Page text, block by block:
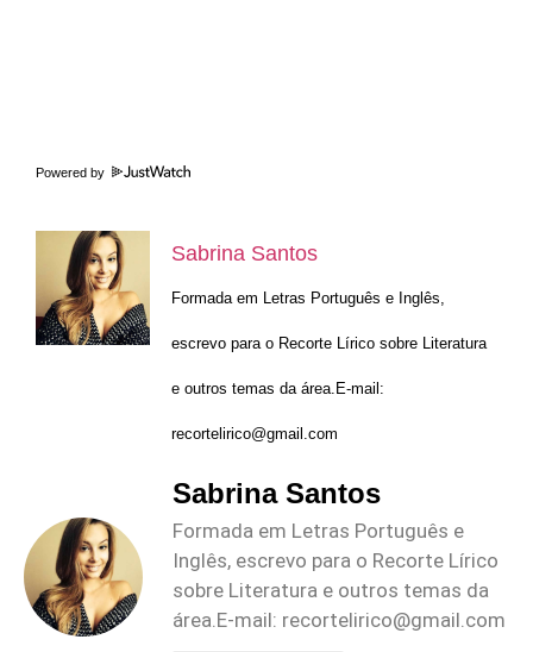
Powered by
Sabrina Santos
Formada em Letras Português e Inglês,
escrevo para o Recorte Lírico sobre Literatura
e outros temas da área.E-mail:
recortelirico@gmail.com
Sabrina Santos
Formada em Letras Português e
Inglês, escrevo para o Recorte Lírico
sobre Literatura e outros temas da
área.E-mail: recortelirico@gmail.com